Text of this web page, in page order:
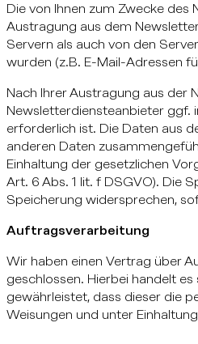
Die von Ihnen zum Zwecke
Austragung aus dem
Servern als auch von den
wurden (z.B. E-Mail-Adressen
Nach Ihrer Austragung aus der
Newsletterdiensteanbieter ggf.
erforderlich ist. Die Daten aus
anderen Daten
Einhaltung der gesetzlichen
Art. 6 Abs. 1 lit. f DSGVO). Die
Speicherung widersprechen,
Auftragsverarbeitung
Wir haben einen Vertrag über
geschlossen. Hierbei handelt
gewährleistet, dass dieser die
Weisungen und unter